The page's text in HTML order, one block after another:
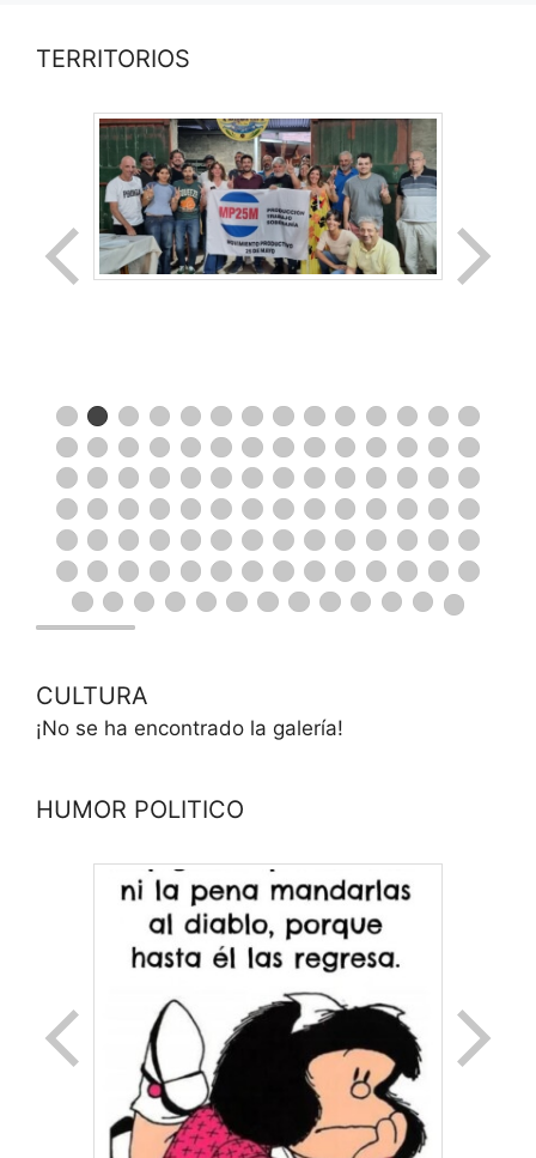
TERRITORIOS
CULTURA
¡No se ha encontrado la galería!
HUMOR POLITICO